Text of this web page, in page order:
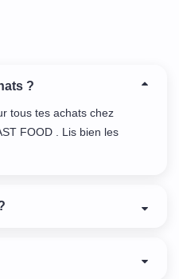
?
tous tes achats chez
FOOD . Lis bien les